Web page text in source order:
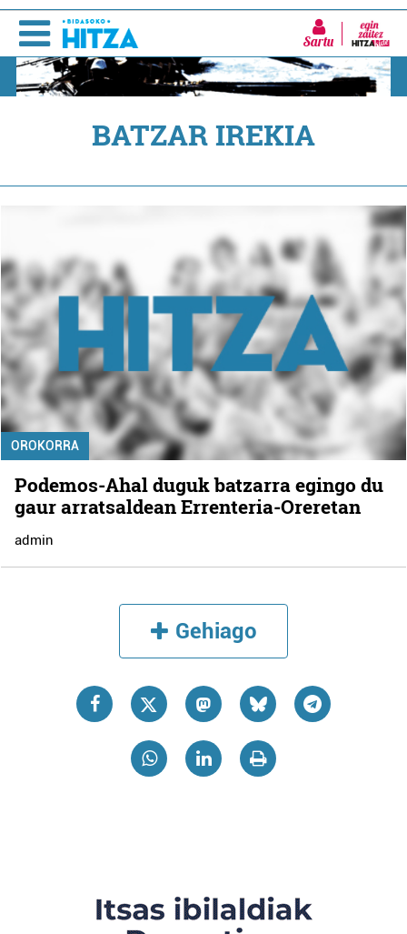
Sartu
BATZAR IREKIA
OROKORRA
Podemos-Ahal duguk batzarra egingo du
gaur arratsaldean Errenteria-Oreretan
admin
Gehiago